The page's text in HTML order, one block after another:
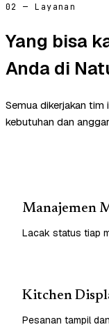
02 — Layanan
Yang bisa
Anda di
Semua dikerjakan
kebutuhan dan
Manajemen
Lacak status tiap
Kitchen
Pesanan tampil